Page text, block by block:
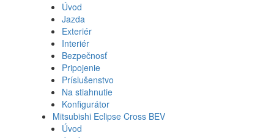
Úvod
Jazda
Exteriér
Interiér
Bezpečnosť
Pripojenie
Príslušenstvo
Na stiahnutie
Konfigurátor
Mitsubishi Eclipse Cross BEV
Úvod